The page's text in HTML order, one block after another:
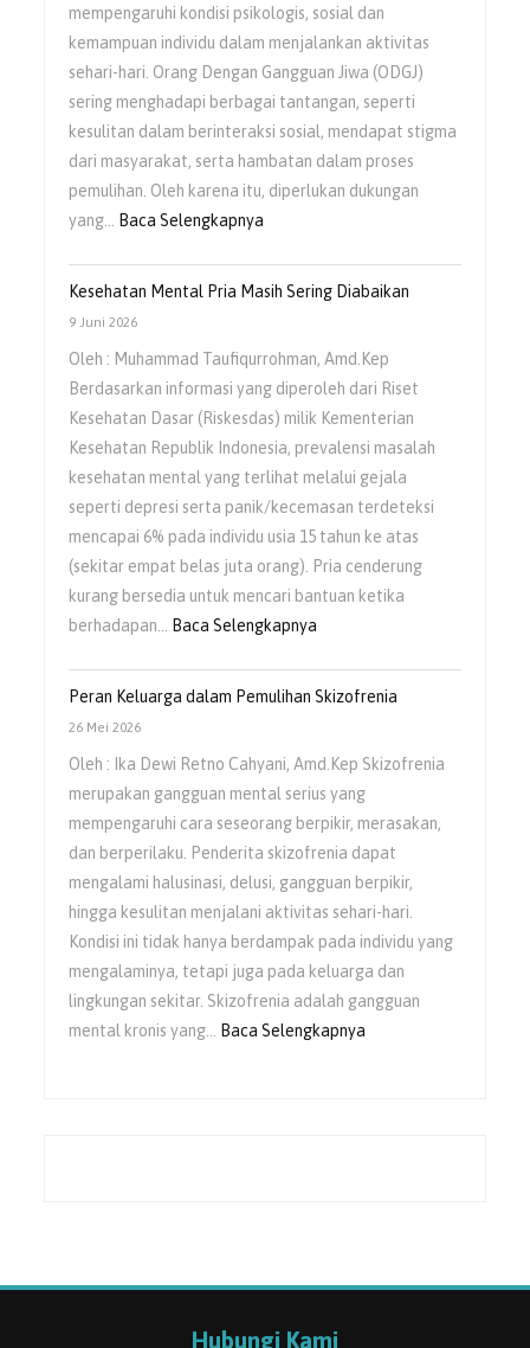
mempengaruhi kondisi psikologis, sosial dan
kemampuan individu dalam menjalankan aktivitas
sehari-hari. Orang Dengan Gangguan Jiwa (ODGJ)
sering menghadapi berbagai tantangan, seperti
kesulitan dalam berinteraksi sosial, mendapat stigma
dari masyarakat, serta hambatan dalam proses
pemulihan. Oleh karena itu, diperlukan dukungan
yang…
Baca Selengkapnya
Kesehatan Mental Pria Masih Sering Diabaikan
9 Juni 2026
Oleh : Muhammad Taufiqurrohman, Amd.Kep
Berdasarkan informasi yang diperoleh dari Riset
Kesehatan Dasar (Riskesdas) milik Kementerian
Kesehatan Republik Indonesia, prevalensi masalah
kesehatan mental yang terlihat melalui gejala
seperti depresi serta panik/kecemasan terdeteksi
mencapai 6% pada individu usia 15 tahun ke atas
(sekitar empat belas juta orang). Pria cenderung
kurang bersedia untuk mencari bantuan ketika
berhadapan…
Baca Selengkapnya
Peran Keluarga dalam Pemulihan Skizofrenia
26 Mei 2026
Oleh : Ika Dewi Retno Cahyani, Amd.Kep Skizofrenia
merupakan gangguan mental serius yang
mempengaruhi cara seseorang berpikir, merasakan,
dan berperilaku. Penderita skizofrenia dapat
mengalami halusinasi, delusi, gangguan berpikir,
hingga kesulitan menjalani aktivitas sehari-hari.
Kondisi ini tidak hanya berdampak pada individu yang
mengalaminya, tetapi juga pada keluarga dan
lingkungan sekitar. Skizofrenia adalah gangguan
mental kronis yang…
Baca Selengkapnya
Hubungi Kami